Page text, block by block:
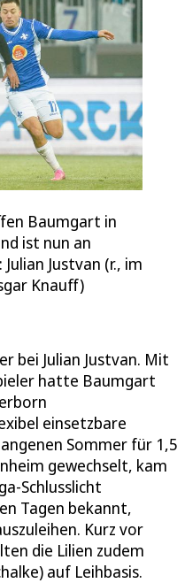
Baumgart in
ist nun an
Justvan (r., im
Knauff)
bei Julian Justvan. Mit
hatte Baumgart
einsetzbare
Sommer für 1,5
gewechselt, kam
Schlusslicht
Tagen bekannt,
Kurz vor
die Lilien zudem
auf Leihbasis.